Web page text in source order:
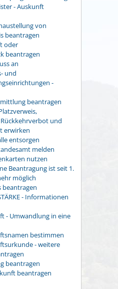
- Auskunft
von
beantragen
oder
beantragen
an
und
-
beantragen
und
erwirken
entsorgen
melden
nutzen
Beantragung ist seit 1.
möglich
beantragen
- Informationen
- Umwandlung in eine
bestimmen
- weitere
beantragen
beantragen